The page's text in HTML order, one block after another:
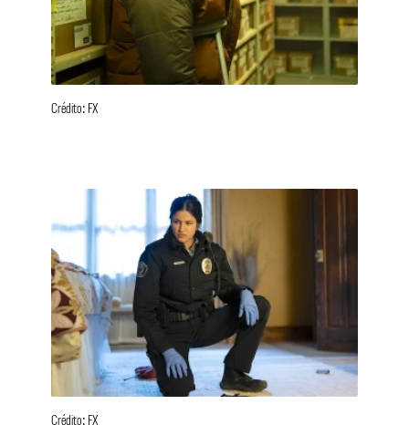
Crédito: FX
Crédito: FX